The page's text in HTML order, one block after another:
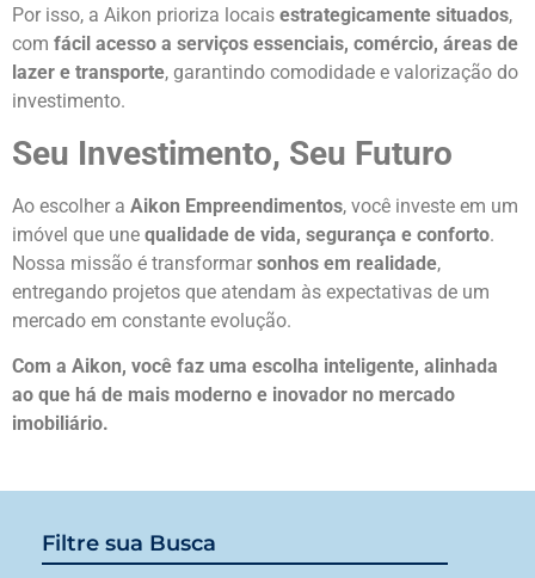
Filtre sua Busca
Por isso, a Aikon prioriza locais estrategicamente situados,
com fácil acesso a serviços essenciais, comércio, áreas de
lazer e transporte, garantindo comodidade e valorização do
investimento.
Seu Investimento, Seu Futuro
Ao escolher a Aikon Empreendimentos, você investe em um
imóvel que une qualidade de vida, segurança e conforto.
Nossa missão é transformar sonhos em realidade,
entregando projetos que atendam às expectativas de um
mercado em constante evolução.
Com a Aikon, você faz uma escolha inteligente, alinhada
ao que há de mais moderno e inovador no mercado
imobiliário.